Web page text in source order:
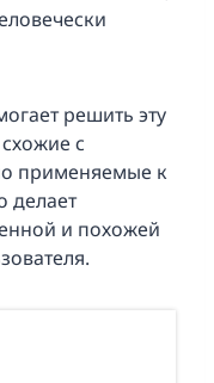
решить эту
с
применяемые к
делает
и похожей